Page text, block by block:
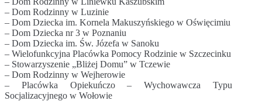
– Dom Rodzinny w Luzinie
– Dom Dziecka im. Kornela Makuszyńskiego w Oświęcimiu
– Dom Dziecka nr 3 w Poznaniu
– Dom Dziecka im. Św. Józefa w Sanoku
– Wielofunkcyjna Placówka Pomocy Rodzinie w Szczecinku
– Stowarzyszenie „Bliżej Domu” w Tczewie
– Dom Rodzinny w Wejherowie
– Placówka Opiekuńczo – Wychowawcza Typu
Socjalizacyjnego w Wołowie